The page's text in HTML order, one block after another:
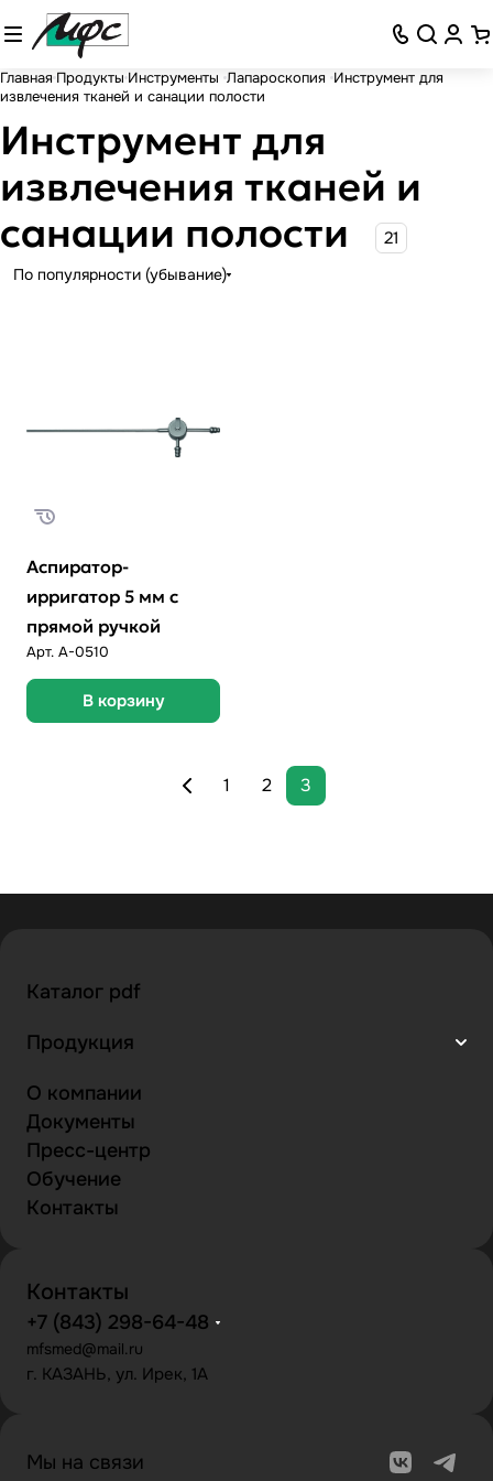
Главная Продукты Инструменты Лапароскопия Инструмент для
извлечения тканей и санации полости
Инструмент для
извлечения тканей и
санации полости
21
По популярности (убывание)
Аспиратор-
ирригатор 5 мм с
прямой ручкой
Арт. А-0510
В корзину
1 2 3
Каталог pdf
Продукция
О компании
Документы
Пресс-центр
Обучение
Контакты
Контакты
+7 (843) 298-64-48
mfsmed@mail.ru
г. КАЗАНЬ, ул. Ирек, 1А
Мы на связи